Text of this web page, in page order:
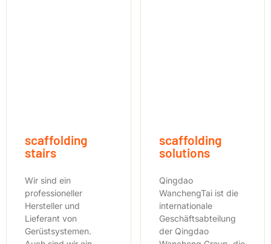
scaffolding
stairs
Wir sind ein
professioneller
Hersteller und
Lieferant von
Gerüstsystemen.
scaffolding
solutions
Qingdao
WanchengTai ist die
internationale
Geschäftsabteilung
der Qingdao